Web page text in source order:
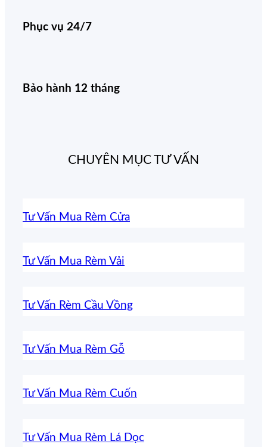
Phục vụ 24/7
Bảo hành 12 tháng
CHUYÊN MỤC TƯ VẤN
Tư Vấn Mua Rèm Cửa
Tư Vấn Mua Rèm Vải
Tư Vấn Rèm Cầu Vồng
Tư Vấn Mua Rèm Gỗ
Tư Vấn Mua Rèm Cuốn
Tư Vấn Mua Rèm Lá Dọc